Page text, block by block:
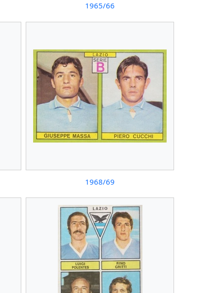
1965/66
1968/69